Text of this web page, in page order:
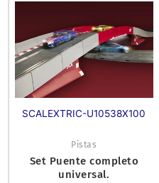
SCALEXTRIC-U10538X100
Pistas
Set Puente completo
universal.